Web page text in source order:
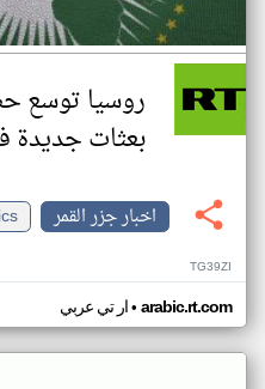
روسيا توسع
بعثات جديدة في 4 دول
اخبار جزر القمر
TG39ZI
ار تي عربي• arabic.rt.com